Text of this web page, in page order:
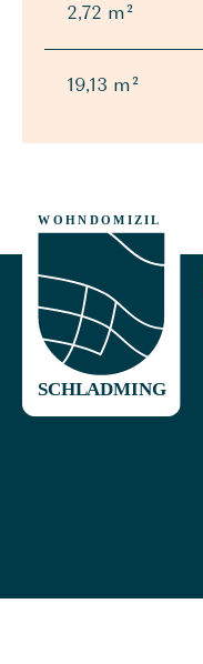
2,72 m²
19,13 m²